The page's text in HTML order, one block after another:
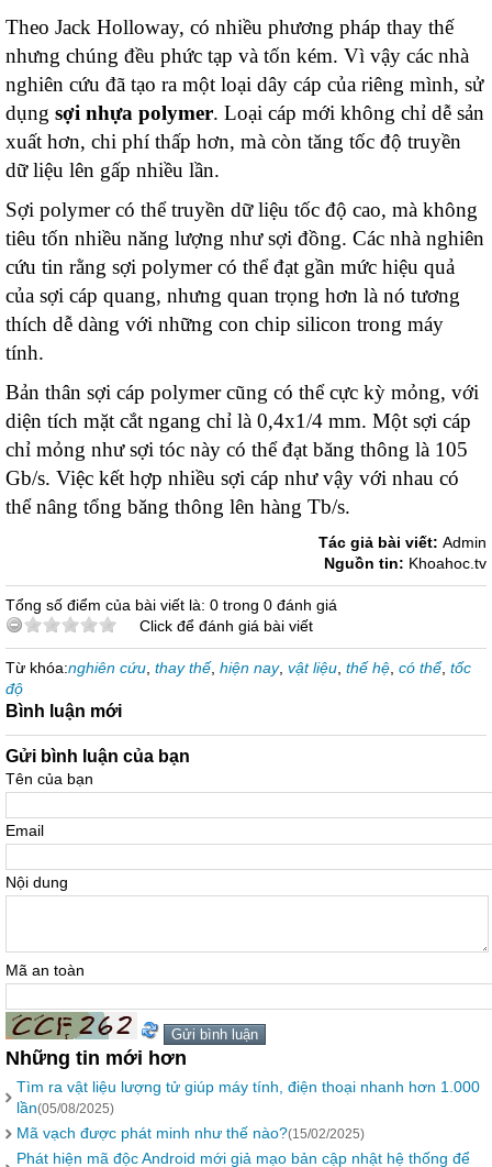
Theo Jack Holloway, có nhiều phương pháp thay thế
nhưng chúng đều phức tạp và tốn kém. Vì vậy các nhà
nghiên cứu đã tạo ra một loại dây cáp của riêng mình, sử
dụng sợi nhựa polymer. Loại cáp mới không chỉ dễ sản
xuất hơn, chi phí thấp hơn, mà còn tăng tốc độ truyền
dữ liệu lên gấp nhiều lần.
Sợi polymer có thể truyền dữ liệu tốc độ cao, mà không
tiêu tốn nhiều năng lượng như sợi đồng. Các nhà nghiên
cứu tin rằng sợi polymer có thể đạt gần mức hiệu quả
của sợi cáp quang, nhưng quan trọng hơn là nó tương
thích dễ dàng với những con chip silicon trong máy
tính.
Bản thân sợi cáp polymer cũng có thể cực kỳ mỏng, với
diện tích mặt cắt ngang chỉ là 0,4x1/4 mm. Một sợi cáp
chỉ mỏng như sợi tóc này có thể đạt băng thông là 105
Gb/s. Việc kết hợp nhiều sợi cáp như vậy với nhau có
thể nâng tổng băng thông lên hàng Tb/s.
Tác giả bài viết: Admin
Nguồn tin: Khoahoc.tv
Tổng số điểm của bài viết là: 0 trong 0 đánh giá
Click để đánh giá bài viết
Từ khóa:nghiên cứu thay thế, hiện nay, vật liệu thế hệ có thể, tốc
độ
Bình luận mới
Gửi bình luận của bạn
Tên của bạn
Email
Nội dung
Mã an toàn
Những tin mới hơn
Tìm ra vật liệu lượng tử giúp máy tính, điện thoại nhanh hơn 1.000
lần(05/08/2025)
Mã vạch được phát minh như thế nào?(15/02/2025)
Phát hiện mã độc Android mới giả mạo bản cập nhật hệ thống để